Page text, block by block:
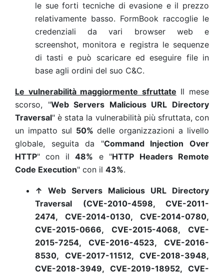
le sue forti tecniche di evasione e il prezzo
relativamente basso. FormBook raccoglie le
credenziali da vari browser web e
screenshot, monitora e registra le sequenze
di tasti e può scaricare ed eseguire file in
base agli ordini del suo C&C.
Le vulnerabilità maggiormente sfruttate Il mese
scorso, "Web Servers Malicious URL Directory
Traversal" è stata la vulnerabilità più sfruttata, con
un impatto sul 50% delle organizzazioni a livello
globale, seguita da "Command Injection Over
HTTP" con il48% e "HTTP Headers Remote
Code Execution" con il 43%.
↑ Web Servers Malicious URL Directory
Traversal (CVE-2010-4598, CVE-2011-
2474, CVE-2014-0130, CVE-2014-0780,
CVE-2015-0666, CVE-2015-4068, CVE-
2015-7254, CVE-2016-4523, CVE-2016-
8530, CVE-2017-11512, CVE-2018-3948,
CVE-2018-3949, CVE-2019-18952, CVE-